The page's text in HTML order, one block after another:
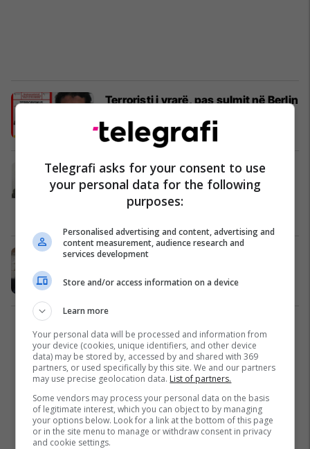
Terroristi i vrarë, pas sulmit në Berlin
Nga Bota 23/12/2016
E kishin “para syve”, por nuk e
panë! Shihni si ishte arratisur
sulmuesi i Berlinit për në Itali (Foto)
Ky është heroi italian që vrau
Nga Bota 23/12/2016
1
Telegrafi asks for your consent to use
your personal data for the following
purposes:
Personalised advertising and content, advertising and
content measurement, audience research and
services development
Store and/or access information on a device
Learn more
Your personal data will be processed and information from
your device (cookies, unique identifiers, and other device
data) may be stored by, accessed by and shared with 369
partners, or used specifically by this site. We and our partners
may use precise geolocation data. List of partners.
Some vendors may process your personal data on the basis
of legitimate interest, which you can object to by managing
your options below. Look for a link at the bottom of this page
or in the site menu to manage or withdraw consent in privacy
and cookie settings.